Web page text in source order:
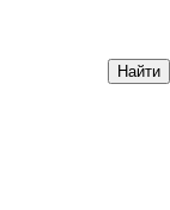
Найти